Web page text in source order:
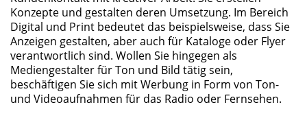
Konzepte und gestalten deren Umsetzung. Im Bereich
Digital und Print bedeutet das beispielsweise, dass Sie
Anzeigen gestalten, aber auch für Kataloge oder Flyer
verantwortlich sind. Wollen Sie hingegen als
Mediengestalter für Ton und Bild tätig sein,
beschäftigen Sie sich mit Werbung in Form von Ton-
und Videoaufnahmen für das Radio oder Fernsehen.